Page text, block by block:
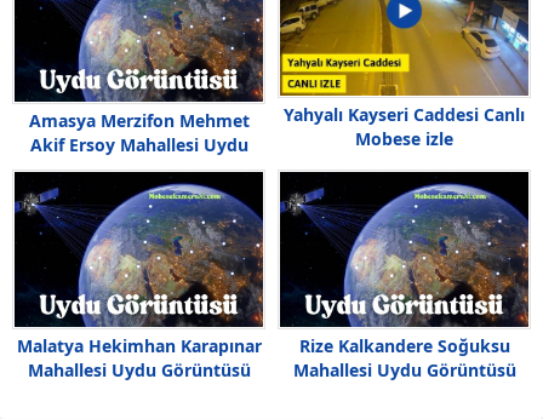
Amasya Merzifon Mehmet
Akif Ersoy Mahallesi Uydu
Görüntüsü
Yahyalı Kayseri Caddesi Canlı
Mobese izle
Malatya Hekimhan Karapınar
Mahallesi Uydu Görüntüsü
Rize Kalkandere Soğuksu
Mahallesi Uydu Görüntüsü